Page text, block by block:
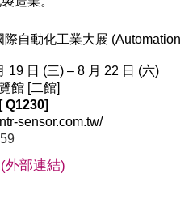
際自動化工業大展 (Automation
19 日 (三) – 8 月 22 日 (六)
館 [二館]
[ Q1230]
sensor.com.tw/
外部連結)